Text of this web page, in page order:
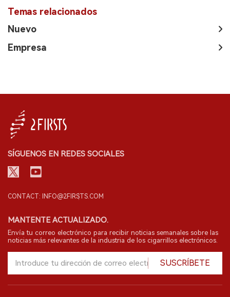
Temas relacionados
Nuevo
Empresa
SÍGUENOS EN REDES SOCIALES
CONTACT: INFO@2FIRSTS.COM
MANTENTE ACTUALIZADO.
Envía tu correo electrónico para recibir noticias semanales sobre las
noticias más relevantes de la industria de los cigarrillos electrónicos.
SUSCRÍBETE